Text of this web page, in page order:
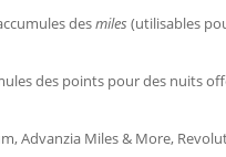
desmiles (utilisables
des points pour des nuits
Advanzia Miles & More,